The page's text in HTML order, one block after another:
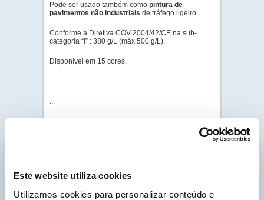
Este website utiliza cookies
Utilizamos cookies para personalizar conteúdo e
PDF - INFORMAÇÃO
Pode ser usado também como pintura de
pavimentos não industriais de tráfego ligeiro.
Conforme a Diretiva COV 2004/42/CE na sub-
categoria “i” : 380 g/L (máx.500 g/L).
Disponível em 15 cores.
...
versão completa da documentação em PDF, no